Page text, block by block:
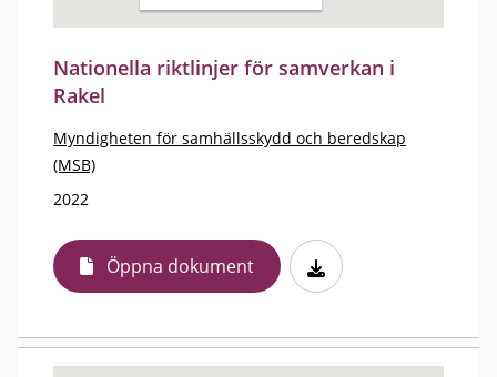
Nationella riktlinjer för samverkan i
Rakel
Myndigheten för samhällsskydd och beredskap
(MSB)
2022
Öppna dokument